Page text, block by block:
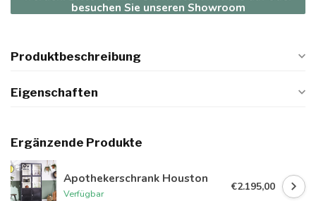
besuchen Sie unseren Showroom
Produktbeschreibung
Eigenschaften
Ergänzende Produkte
Apothekerschrank Houston
Verfügbar
€2.195,00